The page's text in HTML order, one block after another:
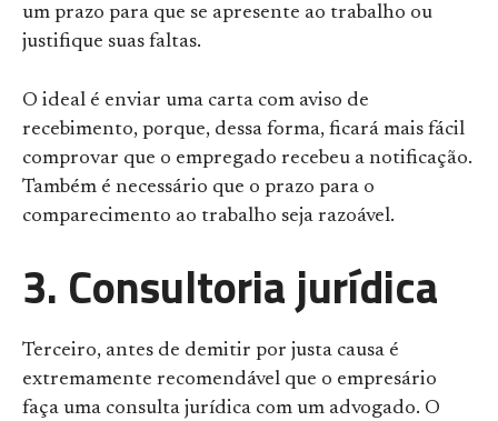
um prazo para que se apresente ao trabalho ou
justifique suas faltas.
O ideal é enviar uma carta com aviso de
recebimento, porque, dessa forma, ficará mais fácil
comprovar que o empregado recebeu a notificação.
Também é necessário que o prazo para o
comparecimento ao trabalho seja razoável.
3. Consultoria jurídica
Terceiro, antes de demitir por justa causa é
extremamente recomendável que o empresário
faça uma consulta jurídica com um advogado. O